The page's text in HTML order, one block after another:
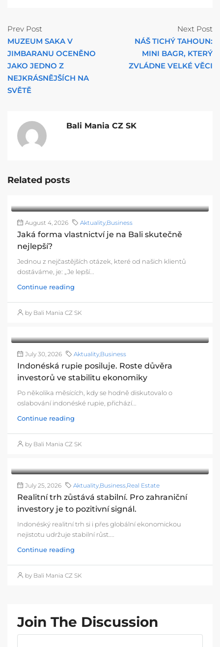
Prev Post
MUZEUM SAKA V
JIMBARANU OCENĚNO
JAKO JEDNO Z
NEJKRÁSNĚJŠÍCH NA
SVĚTĚ
Next Post
NÁŠ TICHÝ TAHOUN:
MINI BAGR, KTERÝ
ZVLÁDNE VELKÉ VĚCI
Bali Mania CZ SK
Related posts
August 4, 2026 Aktuality Business
Jaká forma vlastnictví je na Bali skutečně
nejlepší?
Jednou z nejčastějších otázek, které od našich klientů
dostáváme, je: „Je lepší...
Continue reading
by Bali Mania CZ SK
July 30, 2026 Aktuality Business
Indonéská rupie posiluje. Roste důvěra
investorů ve stabilitu ekonomiky
Po několika měsících, kdy se hodně diskutovalo o
oslabování indonéské rupie, přichází...
Continue reading
by Bali Mania CZ SK
July 25, 2026 Aktuality Business Real Estate
Realitní trh zůstává stabilní. Pro zahraniční
investory je to pozitivní signál.
Indonéský realitní trh si i přes globální ekonomickou
nejistotu udržuje stabilní růst....
Continue reading
by Bali Mania CZ SK
Join The Discussion